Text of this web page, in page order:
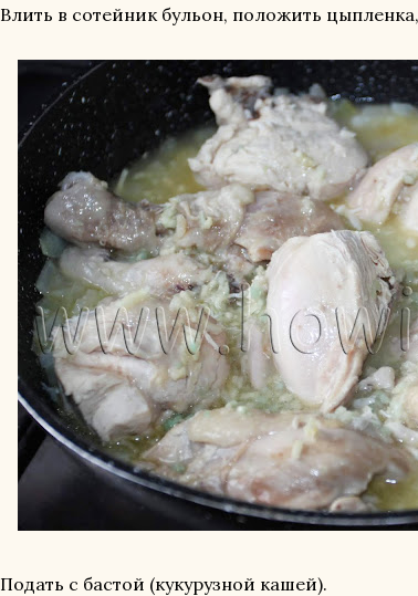
Влить в сотейник бульон, положить
Подать с бастой (кукурузной кашей).